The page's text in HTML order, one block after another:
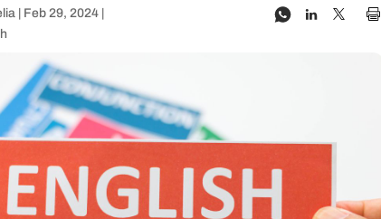
Feb 29, 2024